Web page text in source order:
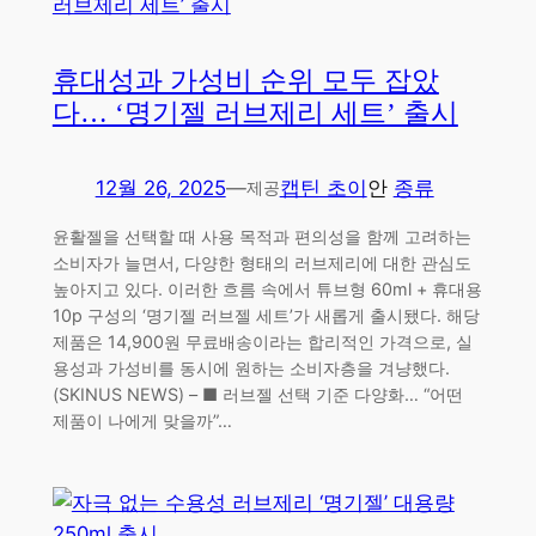
휴대성과 가성비 순위 모두 잡았
다… ‘명기젤 러브제리 세트’ 출시
12월 26, 2025—제공캡틴 초이 안 종류
윤활젤을 선택할 때 사용 목적과 편의성을 함께 고려하는
소비자가 늘면서, 다양한 형태의 러브제리에 대한 관심도
높아지고 있다. 이러한 흐름 속에서 튜브형 60ml + 휴대용
10p 구성의 ‘명기젤 러브젤 세트’가 새롭게 출시됐다. 해당
제품은 14,900원 무료배송이라는 합리적인 가격으로, 실
용성과 가성비를 동시에 원하는 소비자층을 겨냥했다.
(SKINUS NEWS) – ■ 러브젤 선택 기준 다양화… “어떤
제품이 나에게 맞을까”…